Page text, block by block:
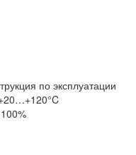
по эксплуатации